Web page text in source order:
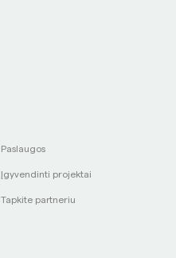
Paslaugos
Įgyvendinti projektai
Tapkite partneriu